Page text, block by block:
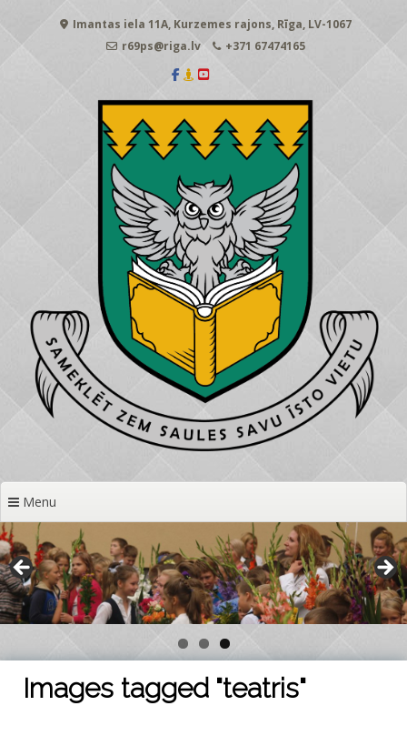
content
Imantas iela 11A, Kurzemes rajons, Rīga, LV-1067
r69ps@riga.lv
+371 67474165
Menu
Images tagged "teatris"